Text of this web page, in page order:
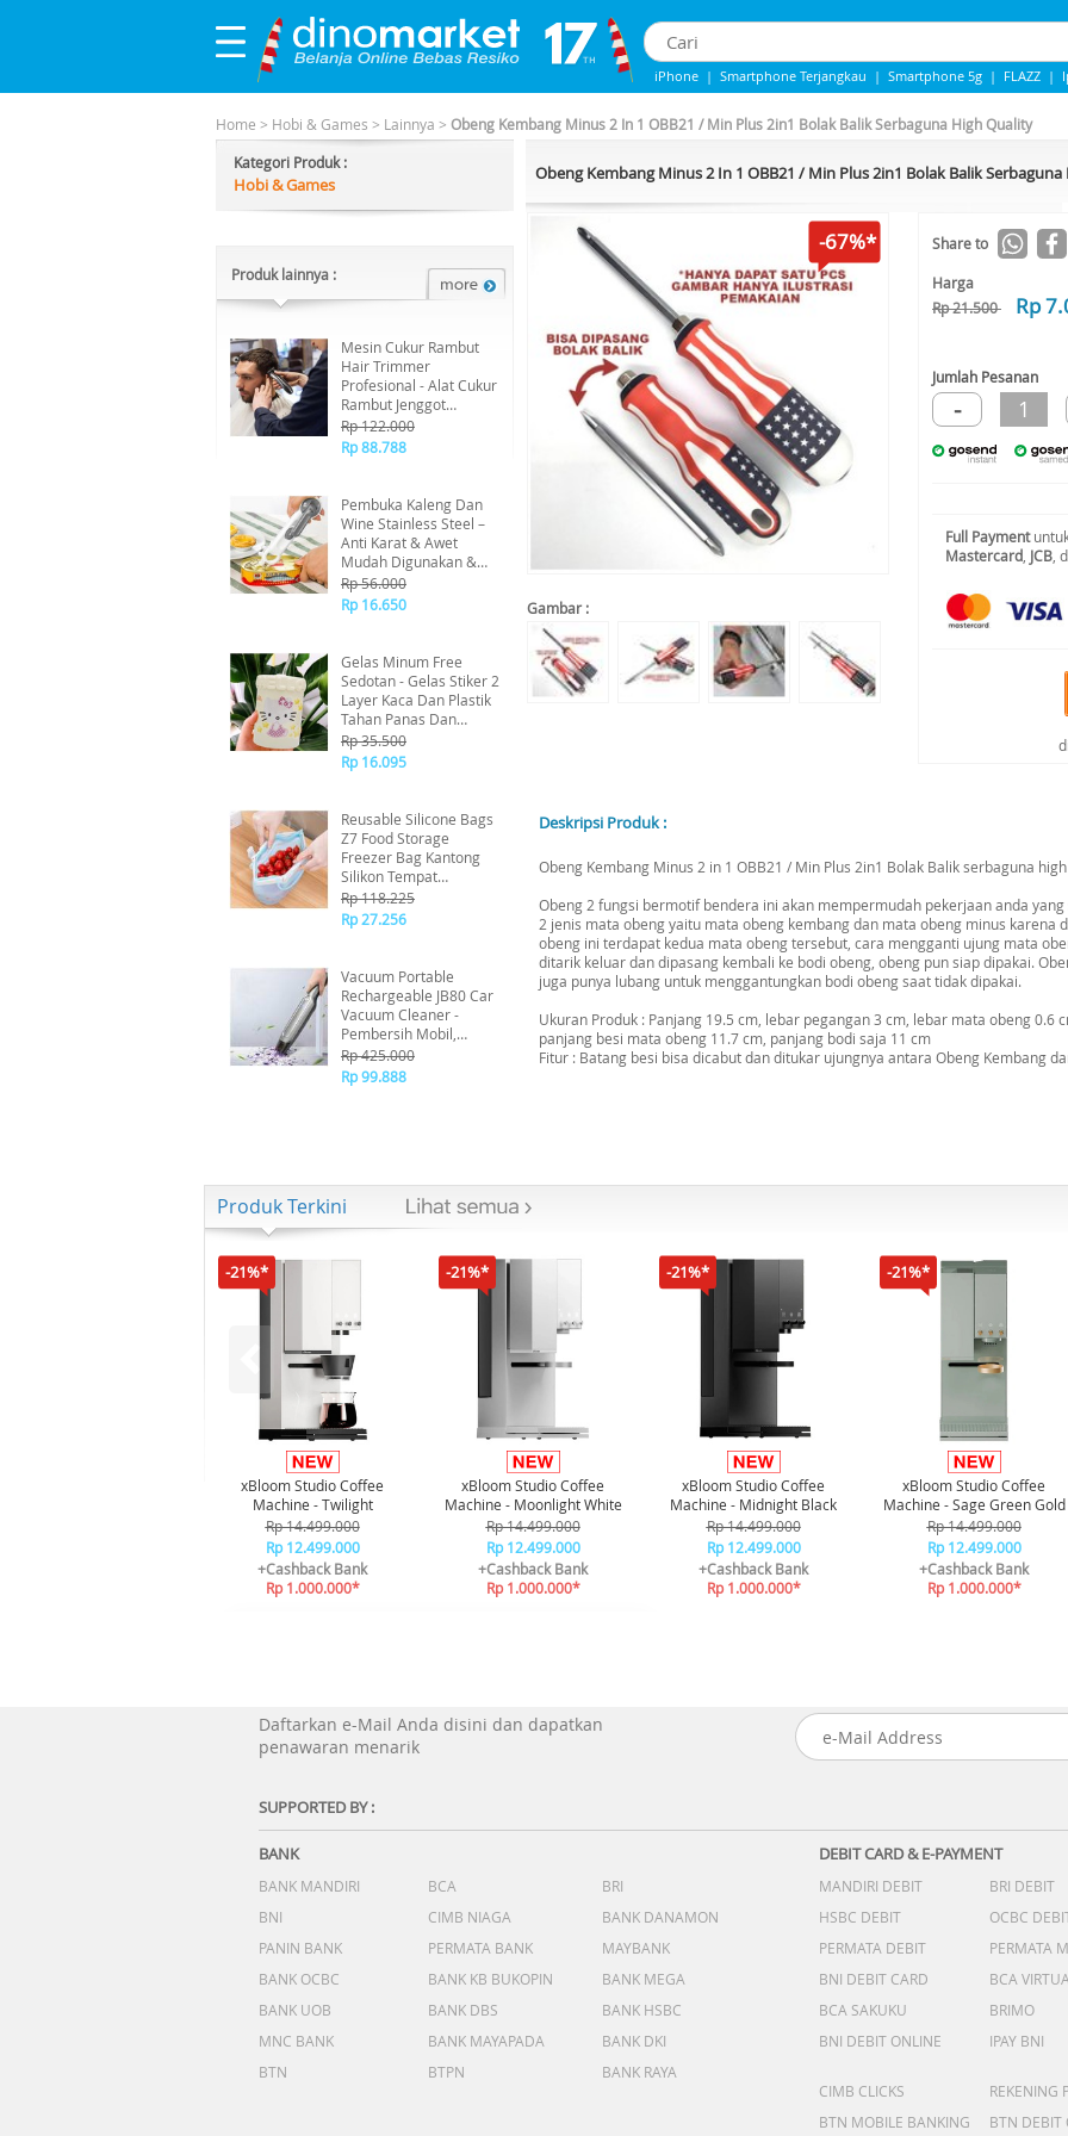
iPhone | Smartphone Terjangkau | Smartphone 5g | FLAZZ |
Home > Hobi & Games > Lainnya > Obeng Kembang Minus 2 In 1 OBB21 / Min Plus 2in1 Bolak Balik Serbaguna High Quality
Kategori Produk :
Hobi & Games
Produk lainnya :
Mesin Cukur Rambut
Hair Trimmer
Profesional - Alat Cukur
Rambut Jenggot
Grooming Kit Pria
CL106 Lengkap [TKU]
Rp 122.000
Rp 88.788
Pembuka Kaleng Dan
Wine Stainless Steel –
Anti Karat & Awet
Mudah Digunakan &
Anti Slip Wine Opener
Serbaguna
Rp 56.000
Rp 16.650
Gelas Minum Free
Sedotan - Gelas Stiker 2
Layer Kaca Dan Plastik
Tahan Panas Dan
Dingin GMK505
Rp 35.500
Rp 16.095
Reusable Silicone Bags
Z7 Food Storage
Freezer Bag Kantong
Silikon Tempat
Makanan Fresh -
Tempat Serbaguna
Kedap Udara System
Rp 118.225
Rp 27.256
Vacuum Portable
Rechargeable JB80 Car
Vacuum Cleaner -
Pembersih Mobil,
Rumah, Kantor -
Dengan Teknology Isi
Ulang Baterai
Rp 425.000
Rp 99.888
Obeng Kembang Minus 2 In 1 OBB21 / Min Plus 2in1 Bolak Balik
-67%*
Gambar :
Share to
Harga
Rp 21.500
Rp
Jumlah Pesanan
- 1
Full Payment
Mastercard JCB ,
Deskripsi Produk :
Obeng Kembang Minus 2 in 1 OBB21 / Min Plus 2in1 Bolak Balik serbaguna
Obeng 2 fungsi bermotif bendera ini akan mempermudah pekerjaan anda yang
2 jenis mata obeng yaitu mata obeng kembang dan mata obeng minus karena
obeng ini terdapat kedua mata obeng tersebut, cara mengganti ujung mata
ditarik keluar dan dipasang kembali ke bodi obeng, obeng pun siap dipakai.
juga punya lubang untuk menggantungkan bodi obeng saat tidak dipakai.
Ukuran Produk : Panjang 19.5 cm, lebar pegangan 3 cm, lebar mata obeng 0.6
panjang besi mata obeng 11.7 cm, panjang bodi saja 11 cm
Fitur : Batang besi bisa dicabut dan ditukar ujungnya antara Obeng Kembang
Produk Terkini
-21%*
xBloom Studio Coffee
Machine - Twilight
Rp 14.499.000
Rp 12.499.000
+Cashback Bank
Rp 1.000.000*
-21%*
xBloom Studio Coffee
Machine - Moonlight White
Rp 14.499.000
Rp 12.499.000
+Cashback Bank
Rp 1.000.000*
-21%*
xBloom Studio Coffee
Machine - Midnight Black
Rp 14.499.000
Rp 12.499.000
+Cashback Bank
Rp 1.000.000*
-21%*
xBloom Studio Coffee
Machine - Sage Green Gold
Rp 14.499.000
Rp 12.499.000
+Cashback Bank
Rp 1.000.000*
Daftarkan e-Mail Anda disini dan dapatkan
penawaran menarik
SUPPORTED BY :
BANK
BANK MANDIRI BCA
BRI
BNI
CIMB NIAGA
BANK DANAMON
PANIN BANK
PERMATA BANK
MAYBANK
BANK OCBC
BANK KB BUKOPIN
BANK MEGA
BANK UOB
BANK DBS
BANK HSBC
MNC BANK
BANK MAYAPADA
BANK DKI
BTN
BTPN BANK RAYA
DEBIT CARD & E-PAYMENT
MANDIRI DEBIT BRI DEBIT
HSBC DEBIT
OCBC
PERMATA DEBIT
PERMATA
BNI DEBIT CARD
BCA
BCA SAKUKU
BRIMO
BNI DEBIT ONLINE
IPAY BNI
CIMB CLICKS
REKENING
BTN MOBILE BANKING
BTN DEBIT